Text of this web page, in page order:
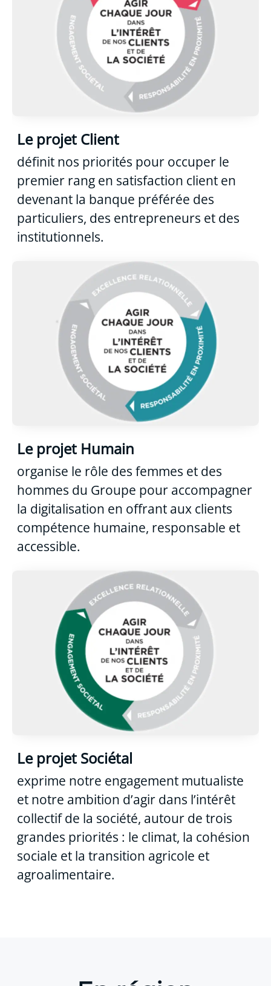
Le projet Client
définit nos priorités pour occuper le
premier rang en satisfaction client en
devenant la banque préférée des
particuliers, des entrepreneurs et des
institutionnels.
Le projet Humain
organise le rôle des femmes et des
hommes du Groupe pour accompagner
la digitalisation en offrant aux clients
compétence humaine, responsable et
accessible.
Le projet Sociétal
exprime notre engagement mutualiste
et notre ambition d’agir dans l’intérêt
collectif de la société, autour de trois
grandes priorités : le climat, la cohésion
sociale et la transition agricole et
agroalimentaire.